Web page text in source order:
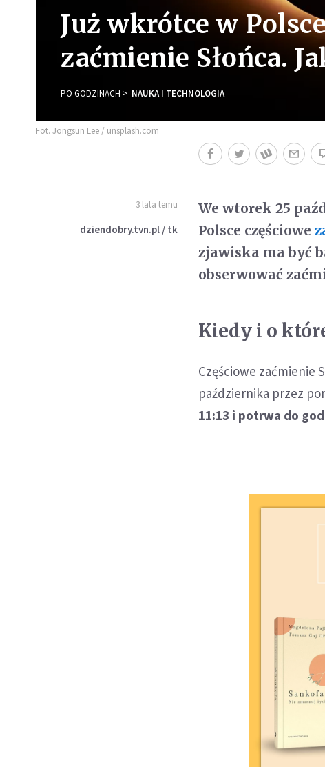
Już wkrótce w
zaćmienie Słońca.
PO GODZINACH NAUKA I TECHNOLOGIA
Fot. Jongsun Lee / unsplash.com
3 lata temu
dziendobry.tvn.pl / tk
We wtorek 25
Polsce częściowe
zjawiska ma być
obserwować
Kiedy i o
Częściowe zaćmienie
października przez
11:13 i potrwa do